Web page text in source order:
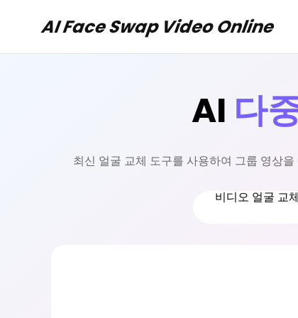
AI Face Swap Video Online
AI 다
최신 얼굴 교체 도구를 사용하여 그룹 영상
비디오 얼굴 교체